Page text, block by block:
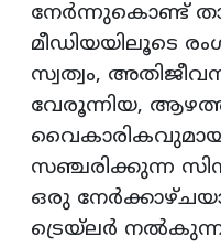
നേര്‍ന്നുകൊണ്ട്
മീഡിയയിലൂടെ
സ്വത്വം,
വേരൂന്നിയ,
സഞ്ചരിക്കുന്ന
ഒരു
ട്രെയ്‌ലര്‍